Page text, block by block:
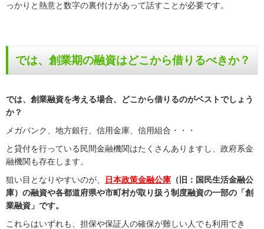
っかりと熱意と数字の裏付けがあって話すことが必要です。
では、創業期の融資はどこから借りるべきか？
では、創業融資を考える場合、
どこから借りるのがベストでしょう
か？
メガバンク、地方銀行、信用金庫、信用組合・・・
と貸付を行っている民間金融機関はたくさんありますし、政府系金
融機関も存在します。
狙い目となりやすいのが、
日本政策金融公庫（旧：国民生活金融公
庫）の融資や各都道府県や市町村が取り扱う制度融資の一部の「創
業融資」です。
これらはいずれも、担保や保証人の確保が難しい人でも利用でき